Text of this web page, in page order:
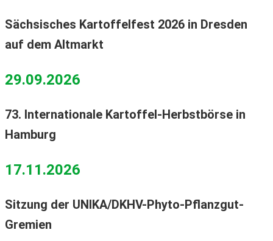
Sächsisches Kartoffelfest 2026 in Dresden
auf dem Altmarkt
29.09.2026
73. Internationale Kartoffel-Herbstbörse in
Hamburg
17.11.2026
Sitzung der UNIKA/DKHV-Phyto-Pflanzgut-
Gremien